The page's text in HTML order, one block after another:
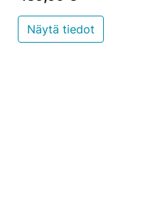
Näytä tiedot